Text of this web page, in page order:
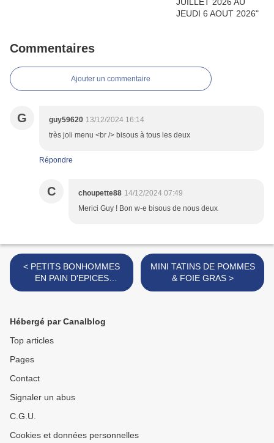
Commentaires
Ajouter un commentaire
G guy59620 13/12/2024 16:14
très joli menu <br /> bisous à tous les deux
Répondre
C choupette88 14/12/2024 07:49
Merici Guy ! Bon w-e bisous de nous deux
< PETITS BONHOMMES
EN PAIN D'EPICES
MAISON
MINI TATINS DE POMMES
& FOIE GRAS >
Hébergé par Canalblog
Top articles
Pages
Contact
Signaler un abus
C.G.U.
Cookies et données personnelles